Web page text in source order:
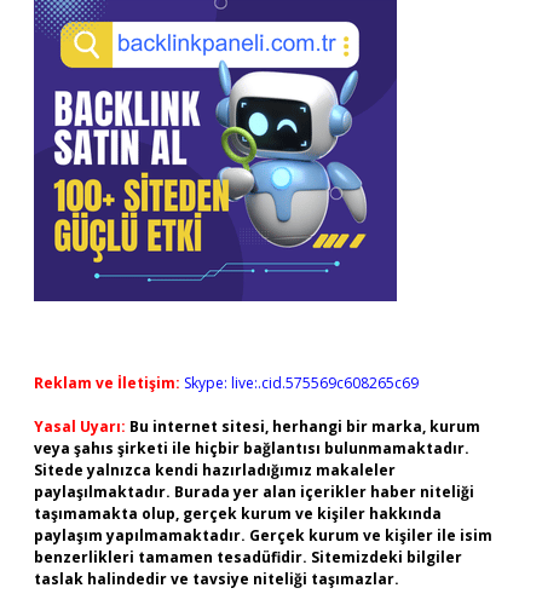
Reklam ve İletişim: Skype: live:.cid.575569c608265c69
Yasal Uyarı: Bu internet sitesi, herhangi bir marka, kurum
veya şahıs şirketi ile hiçbir bağlantısı bulunmamaktadır.
Sitede yalnızca kendi hazırladığımız makaleler
paylaşılmaktadır. Burada yer alan içerikler haber niteliği
taşımamakta olup, gerçek kurum ve kişiler hakkında
paylaşım yapılmamaktadır. Gerçek kurum ve kişiler ile isim
benzerlikleri tamamen tesadüfidir. Sitemizdeki bilgiler
taslak halindedir ve tavsiye niteliği taşımazlar.